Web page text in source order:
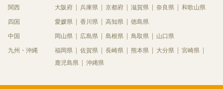
関西 大阪府 兵庫県 京都府 滋賀県 奈良県 和歌山県
四国 愛媛県 香川県 高知県 徳島県
中国 岡山県 広島県 島根県 鳥取県 山口県
九州・沖縄 福岡県 佐賀県 長崎県 熊本県 大分県
宮崎県
鹿児島県
沖縄県